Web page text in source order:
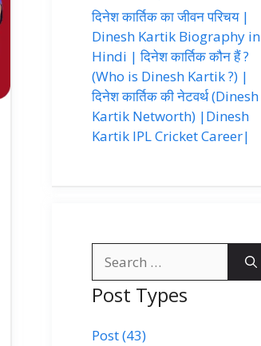
दिनेश कार्तिक का जीवन परिचय |
Dinesh Kartik Biography in
Hindi | दिनेश कार्तिक कौन हैं ?
(Who is Dinesh Kartik ?) |
दिनेश कार्तिक की नेटवर्थ (Dinesh
Kartik Networth) |Dinesh
Kartik IPL Cricket Career|
for:
Post Types
Post (43)